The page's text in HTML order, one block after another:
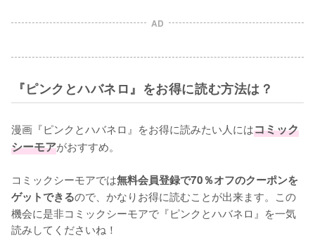
AD
『ピンクとハバネロ』をお得に読む方法は？
漫画『ピンクとハバネロ』をお得に読みたい人にはコミック
シーモアがおすすめ。
コミックシーモアでは無料会員登録で70％オフのクーポンを
ゲットできるので、かなりお得に読むことが出来ます。この
機会に是非コミックシーモアで『ピンクとハバネロ』を一気
読みしてくださいね！